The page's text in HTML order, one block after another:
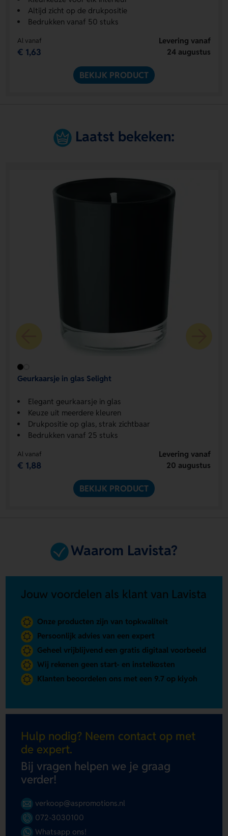
Altijd zicht op de drukpositie
Bedrukken vanaf 50 stuks
Al vanaf
€ 1,63
Levering vanaf
24 augustus
BEKIJK PRODUCT
Laatst bekeken:
Geurkaarsje in glas Selight
Elegant geurkaarsje in glas
Keuze uit meerdere kleuren
Drukpositie op glas, strak zichtbaar
Bedrukken vanaf 25 stuks
Al vanaf
€ 1,88
Levering vanaf
20 augustus
BEKIJK PRODUCT
Waarom Lavista?
Jouw voordelen als klant van Lavista
Onze producten zijn van topkwaliteit
Persoonlijk advies van een expert
Geheel vrijblijvend een gratis digitaal voorbeeld
Wij rekenen geen start- en instelkosten
Klanten beoordelen ons met een 9.7 op kiyoh
Hulp nodig? Neem contact op met
de expert.
Bij vragen helpen we je graag
verder!
verkoop@aspromotions.nl
072-3030100
Whatsapp ons!